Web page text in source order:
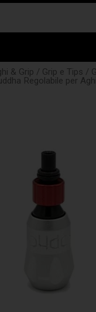
& Grip / Grip e Tips /
Regolabile per